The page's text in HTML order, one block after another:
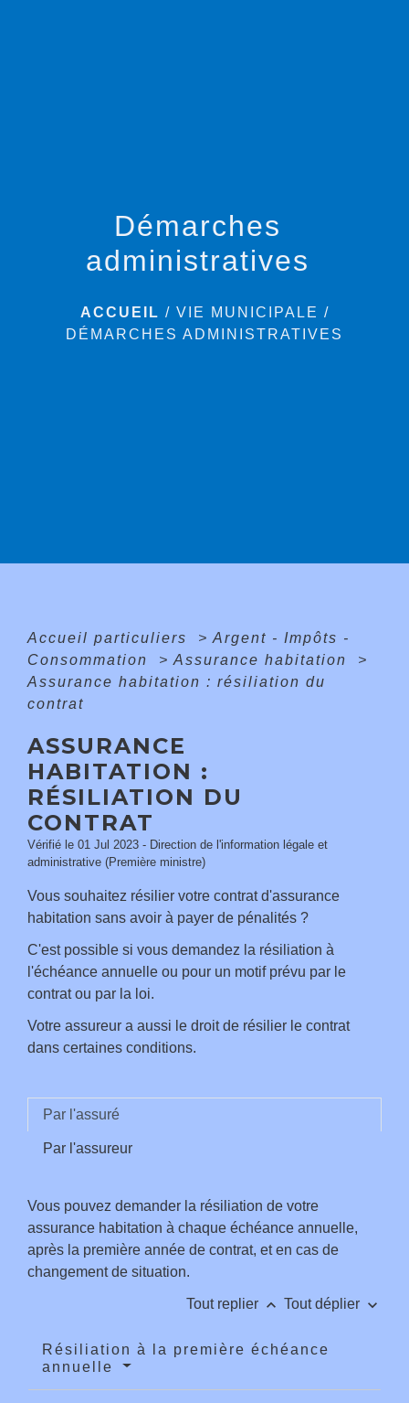
Démarches
administratives
ACCUEIL / VIE MUNICIPALE /
DÉMARCHES ADMINISTRATIVES
Accueil particuliers > Argent - Impôts -
Consommation
> Assurance habitation
>
Assurance habitation : résiliation du
contrat
ASSURANCE
HABITATION :
RÉSILIATION DU
CONTRAT
Vérifié le 01 Jul 2023 - Direction de l'information légale et
administrative (Première ministre)
Vous souhaitez résilier votre contrat d'assurance
habitation sans avoir à payer de pénalités ?
C'est possible si vous demandez la résiliation à
l'échéance annuelle ou pour un motif prévu par le
contrat ou par la loi.
Votre assureur a aussi le droit de résilier le contrat
dans certaines conditions.
Par l'assuré
Par l'assureur
Vous pouvez demander la résiliation de votre
assurance habitation à chaque échéance annuelle,
après la première année de contrat, et en cas de
changement de situation.
Tout replier keyboard_arrow_up Tout déplier keyboard_arrow_down
Résiliation à la première échéance
annuelle